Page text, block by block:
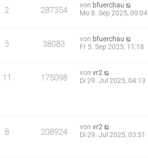
2 287354 von bfuerchau
Mo 8. Sep 2025, 09:04
3 38083 von bfuerchau
Fr 5. Sep 2025, 11:18
11 175098 vonvr2
Di 29. Jul 2025, 04:13
8 208924 vonvr2
Di 29. Jul 2025, 03:51